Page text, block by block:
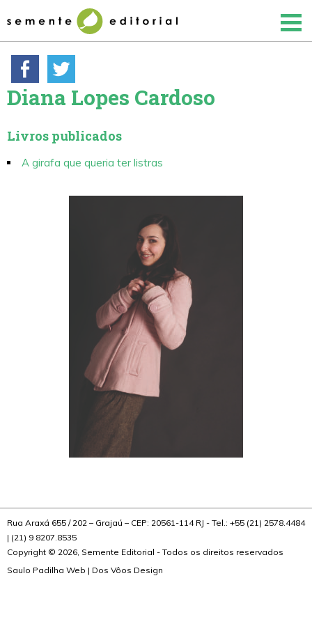
Diana Lopes Cardoso
Livros publicados
A girafa que queria ter listras
Rua Araxá 655 / 202 – Grajaú – CEP: 20561-114 RJ - Tel.: +55 (21) 2578.4484
| (21) 9 8207.8535
Copyright © 2026, Semente Editorial - Todos os direitos reservados
Saulo Padilha Web | Dos Vôos Design